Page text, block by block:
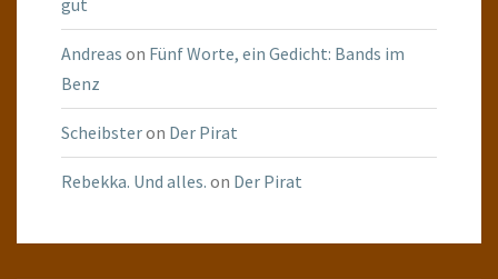
gut
Andreas on Fünf Worte, ein Gedicht: Bands im
Benz
Scheibsteron Der Pirat
Rebekka. Und alles. on Der Pirat